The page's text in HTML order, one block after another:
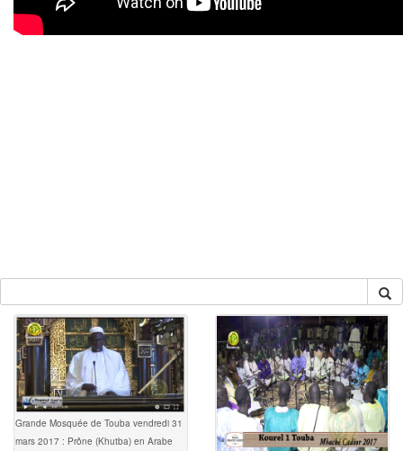
Grande Mosquée de Touba vendredi 31
mars 2017 : Prône (Khutba) en Arabe